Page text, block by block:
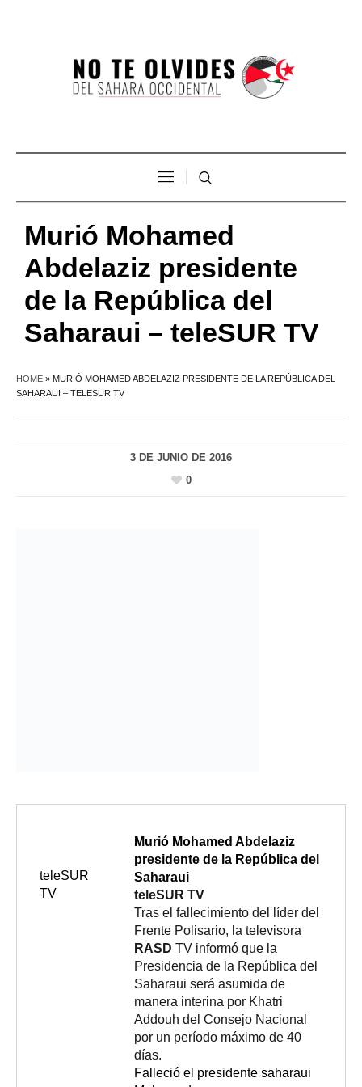
Murió Mohamed
Abdelaziz presidente
de la República del
Saharaui – teleSUR TV
HOME » MURIÓ MOHAMED ABDELAZIZ PRESIDENTE DE LA REPÚBLICA DEL
SAHARAUI – TELESUR TV
3 DE JUNIO DE 2016
0
teleSUR
TV
Murió Mohamed Abdelaziz
presidente de la República del
Saharaui
teleSUR TV
Tras el fallecimiento del líder del
Frente Polisario, la televisora
RASD TV informó que la
Presidencia de la República del
Saharaui será asumida de
manera interina por Khatri
Addouh del Consejo Nacional
por un período máximo de 40
días.
Falleció el presidente saharaui